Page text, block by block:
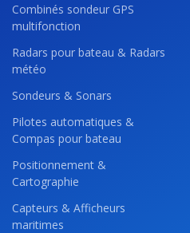
Combinés sondeur GPS
multifonction
Radars pour bateau & Radars
météo
Sondeurs & Sonars
Pilotes automatiques &
Compas pour bateau
Positionnement &
Cartographie
Capteurs & Afficheurs
maritimes